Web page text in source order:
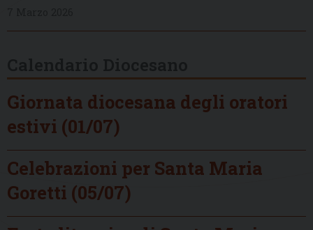
Giornata diocesana degli oratori
estivi (01/07)
Celebrazioni per Santa Maria
Goretti (05/07)